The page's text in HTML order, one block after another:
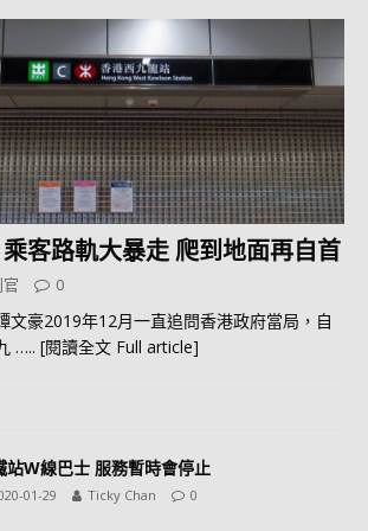
乘客路軌大暴走 爬到地面再自首
0
文豪2019年12月一直追問香港政府當局，自
….. [閱讀全文 Full article]
站W線巴士 服務暫時會停止
01-29 Ticky Chan 0